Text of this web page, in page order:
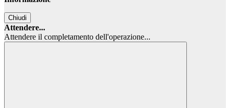
Chiudi
Attendere...
Attendere il completamento dell'operazione...